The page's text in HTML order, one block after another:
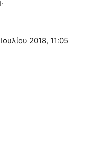
2018, 11:05